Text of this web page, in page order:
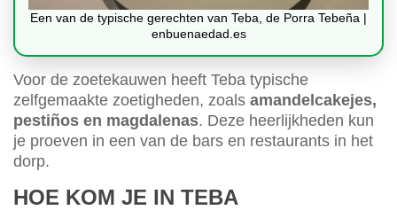
Een van de typische gerechten van Teba, de Porra Tebeña |
enbuenaedad.es
Voor de zoetekauwen heeft Teba typische
zelfgemaakte zoetigheden, zoals amandelcakejes,
pestiños en magdalenas. Deze heerlijkheden kun
je proeven in een van de bars en restaurants in het
dorp.
HOE KOM JE IN TEBA